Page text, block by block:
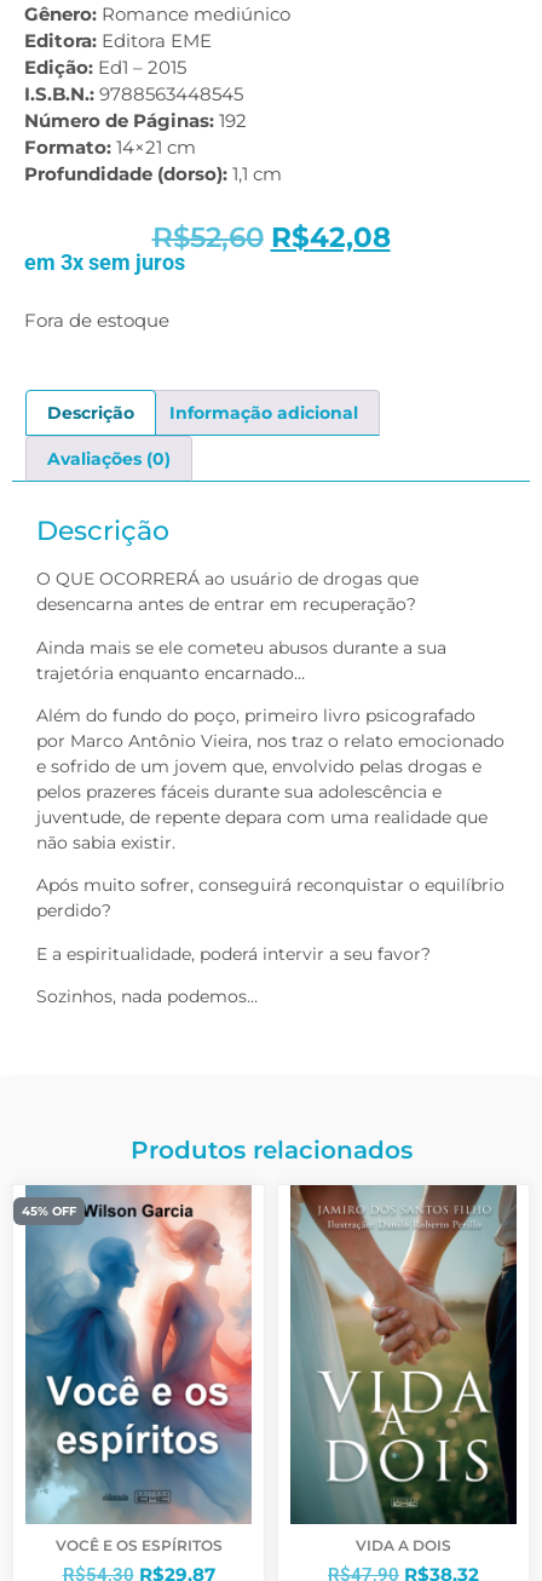
Gênero: Romance mediúnico
Editora: Editora EME
Edição: Ed1 – 2015
I.S.B.N.: 9788563448545
Número de Páginas: 192
Formato: 14×21 cm
Profundidade (dorso): 1,1 cm
R$52,60 R$42,08
em 3x sem juros
Fora de estoque
Descrição Informação adicional
Avaliações (0)
Descrição
O QUE OCORRERÁ ao usuário de drogas que
desencarna antes de entrar em recuperação?
Ainda mais se ele cometeu abusos durante a sua
trajetória enquanto encarnado…
Além do fundo do poço, primeiro livro psicografado
por Marco Antônio Vieira, nos traz o relato emocionado
e sofrido de um jovem que, envolvido pelas drogas e
pelos prazeres fáceis durante sua adolescência e
juventude, de repente depara com uma realidade que
não sabia existir.
Após muito sofrer, conseguirá reconquistar o equilíbrio
perdido?
E a espiritualidade, poderá intervir a seu favor?
Sozinhos, nada podemos…
Produtos relacionados
45% OFF
VOCÊ E OS ESPÍRITOS
R$54,30 R$29,87
VIDA A DOIS
R$47,90 R$38,32